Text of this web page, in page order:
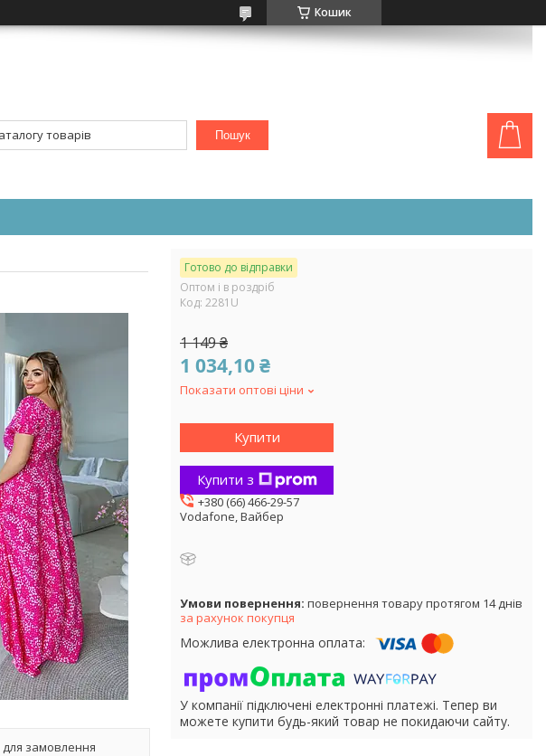
Кошик
Пошук
для замовлення
Готово до відправки
Оптом і в роздріб
Код: 2281U
1 149 ₴
1 034,10 ₴
Показати оптові ціни
Купити
Купити з
+380 (66) 466-29-57
Vodafone, Вайбер
повернення товару протягом 14 днів
за рахунок покупця
У компанії підключені електронні платежі. Тепер ви
можете купити будь-який товар не покидаючи сайту.